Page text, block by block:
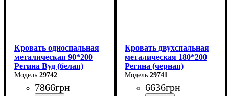
Кровать односпальная
металическая 90*200
Регина Вуд (белая)
29742
7866грн
Кровать двухспальная
металическая 180*200
Регина (черная)
29741
6636грн